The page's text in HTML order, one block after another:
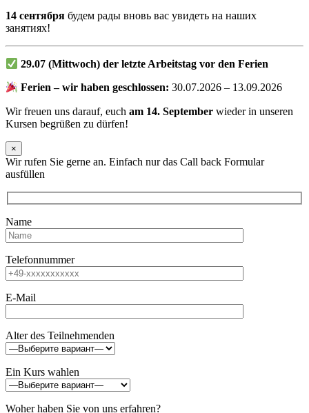
14 сентября будем рады вновь вас увидеть на наших
занятиях!
29.07 (Mittwoch) der letzte Arbeitstag vor den Ferien
Ferien – wir haben geschlossen: 30.07.2026 – 13.09.2026
Wir freuen uns darauf, euch am 14. September wieder in unseren
Kursen begrüßen zu dürfen!
×
Wir rufen Sie gerne an. Einfach nur das Call back Formular
ausfüllen
Name
Telefonnummer
E-Mail
Alter des Teilnehmenden
Ein Kurs wahlen
Woher haben Sie von uns erfahren?